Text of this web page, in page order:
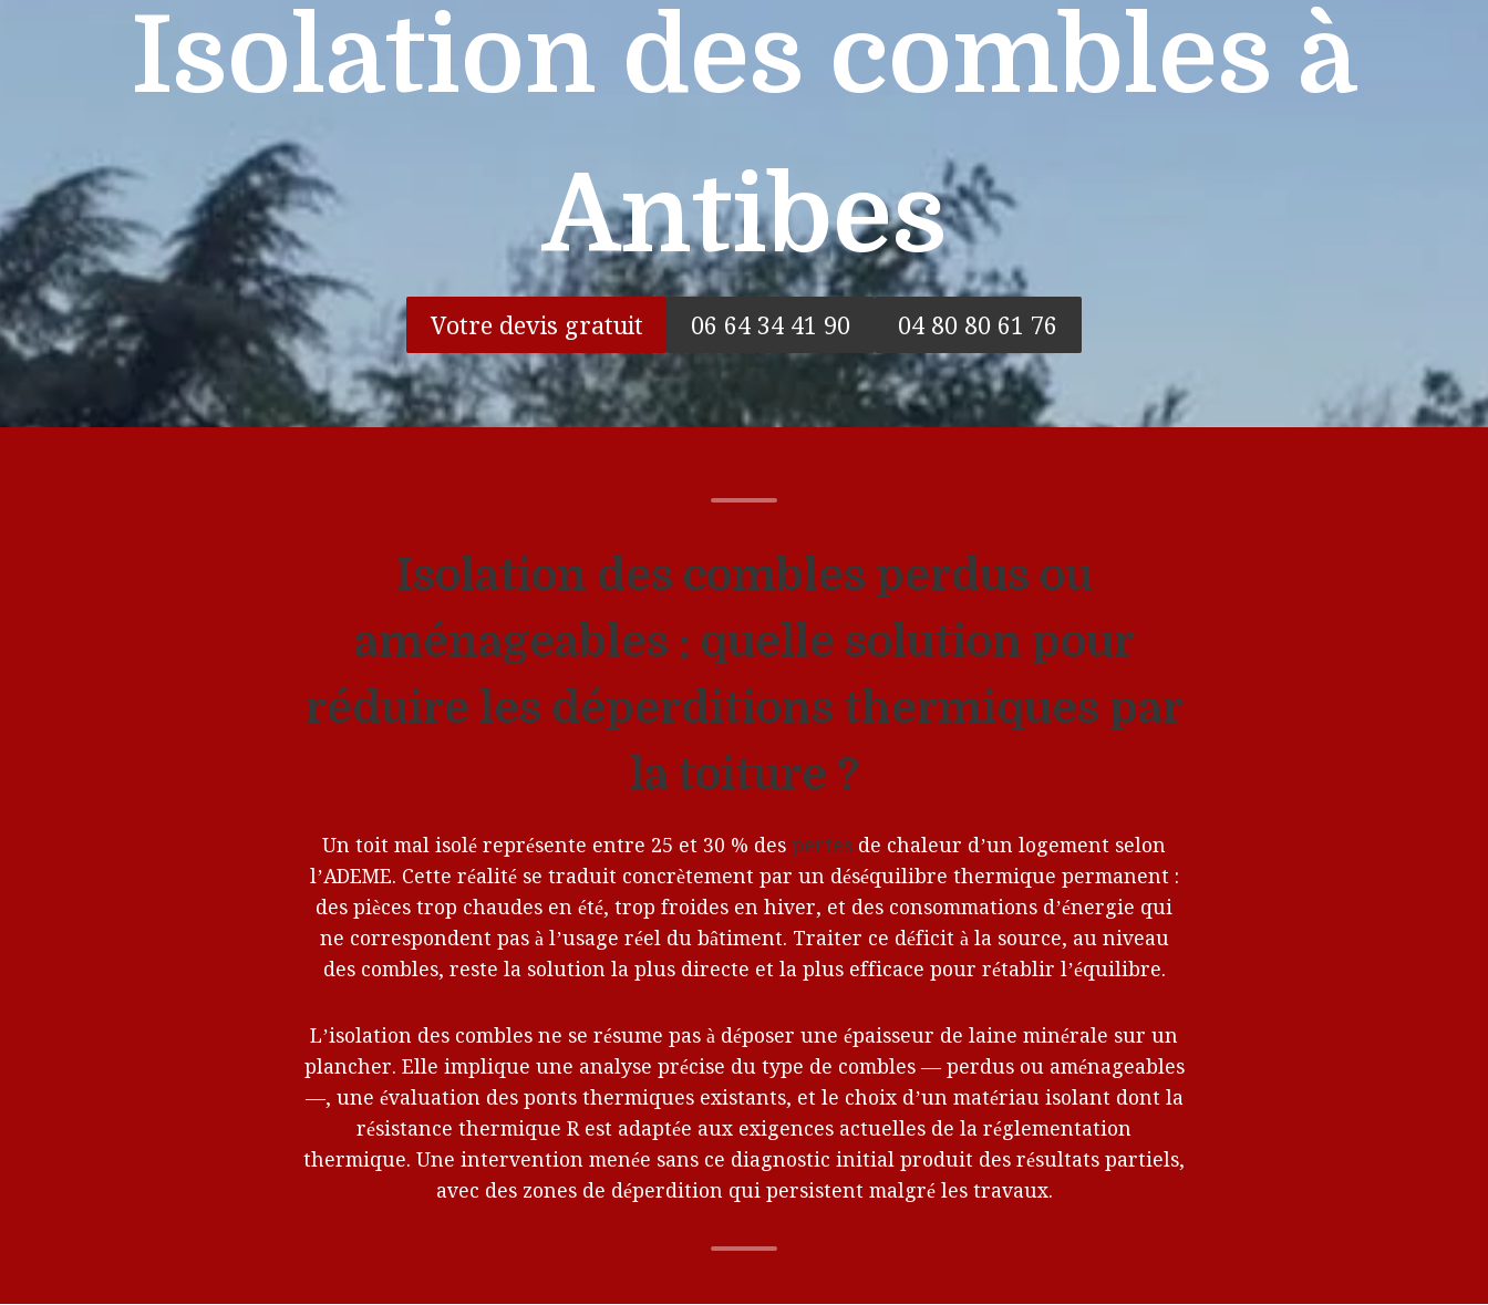
Isolation des combles à
Antibes
Votre devis gratuit 06 64 34 41 90 04 80 80 61 76
Isolation des combles perdus ou
aménageables : quelle solution pour
réduire les déperditions thermiques par
la toiture ?
Un toit mal isolé représente entre 25 et 30 % des pertes de chaleur d’un logement selon
l’ADEME. Cette réalité se traduit concrètement par un déséquilibre thermique permanent :
des pièces trop chaudes en été, trop froides en hiver, et des consommations d’énergie qui
ne correspondent pas à l’usage réel du bâtiment. Traiter ce déficit à la source, au niveau
des combles, reste la solution la plus directe et la plus efficace pour rétablir l’équilibre.
L’isolation des combles ne se résume pas à déposer une épaisseur de laine minérale sur un
plancher. Elle implique une analyse précise du type de combles — perdus ou aménageables
—, une évaluation des ponts thermiques existants, et le choix d’un matériau isolant dont la
résistance thermique R est adaptée aux exigences actuelles de la réglementation
thermique. Une intervention menée sans ce diagnostic initial produit des résultats partiels,
avec des zones de déperdition qui persistent malgré les travaux.